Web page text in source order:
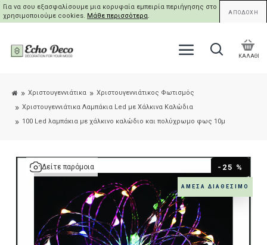
Για να σου εξασφαλίσουμε μια κορυφαία εμπειρία περιήγησης στο site μας,
χρησιμοποιούμε cookies. Μάθε περισσότερα. ΑΠΟΔΟΧΗ
ΚΑΛΑΘΙ
Χριστουγεννιάτικα
Χριστουγεννιάτικος Φωτισμός
Χριστουγεννιάτικα Λαμπάκια Led με Χάλκινα Καλώδια
100 Led λαμπάκια με χάλκινο καλώδιο και πολύχρωμο φως 10μ
ΆΜΕΣΑ ΔΙΑΘΈΣΙΜΟ
-25 %
Δείτε παρόμοια